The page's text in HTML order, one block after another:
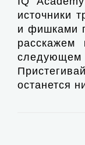
источники
и фишками
останется